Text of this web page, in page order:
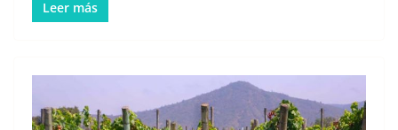
Leer más